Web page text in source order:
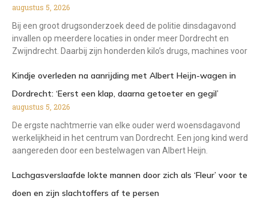
augustus 5, 2026
Bij een groot drugsonderzoek deed de politie dinsdagavond
invallen op meerdere locaties in onder meer Dordrecht en
Zwijndrecht. Daarbij zijn honderden kilo’s drugs, machines voor
Kindje overleden na aanrijding met Albert Heijn-wagen in
Dordrecht: ‘Eerst een klap, daarna getoeter en gegil’
augustus 5, 2026
De ergste nachtmerrie van elke ouder werd woensdagavond
werkelijkheid in het centrum van Dordrecht. Een jong kind werd
aangereden door een bestelwagen van Albert Heijn.
Lachgasverslaafde lokte mannen door zich als ‘Fleur’ voor te
doen en zijn slachtoffers af te persen